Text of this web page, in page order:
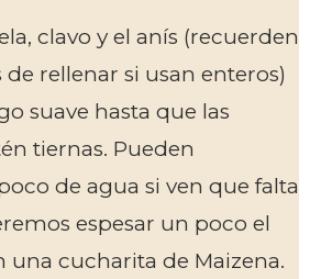
clavo y el anís (recuerden
de rellenar si usan enteros)
suave hasta que las
tiernas. Pueden
de agua si ven que falta
espesar un poco el
una cucharita de Maizena.